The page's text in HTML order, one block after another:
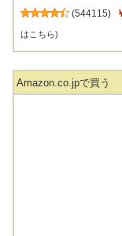
(544115)
はこちら)
Amazon.co.jpで買う